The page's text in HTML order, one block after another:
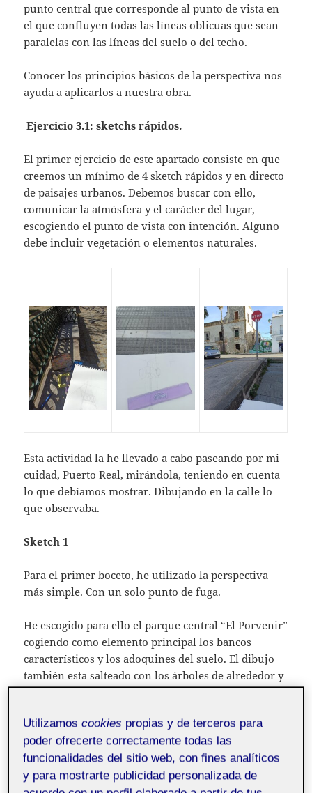
punto central que corresponde al punto de vista en
el que confluyen todas las líneas oblicuas que sean
paralelas con las líneas del suelo o del techo.
Conocer los principios básicos de la perspectiva nos
ayuda a aplicarlos a nuestra obra.
Ejercicio 3.1: sketchs rápidos.
El primer ejercicio de este apartado consiste en que
creemos un mínimo de 4 sketch rápidos y en directo
de paisajes urbanos. Debemos buscar con ello,
comunicar la atmósfera y el carácter del lugar,
escogiendo el punto de vista con intención. Alguno
debe incluir vegetación o elementos naturales.
Esta actividad la he llevado a cabo paseando por mi
cuidad, Puerto Real, mirándola, teniendo en cuenta
lo que debíamos mostrar. Dibujando en la calle lo
que observaba.
Sketch 1
Para el primer boceto, he utilizado la perspectiva
más simple. Con un solo punto de fuga.
He escogido para ello el parque central “El Porvenir”
cogiendo como elemento principal los bancos
característicos y los adoquines del suelo. El dibujo
también esta salteado con los árboles de alrededor y
con alguna paloma despistada.
“Los Jardines del Porvenir” es un parque de estilo
romántico realizado a mediados del SXIX. Con la
llegada del ferrocarril se convertiría en uno de los
principales accesos a la villa, construyéndose en
Utilizamoscookies propias y de terceros para
poder ofrecerte correctamente todas las
funcionalidades del sitio web, con fines analíticos
y para mostrarte publicidad personalizada de